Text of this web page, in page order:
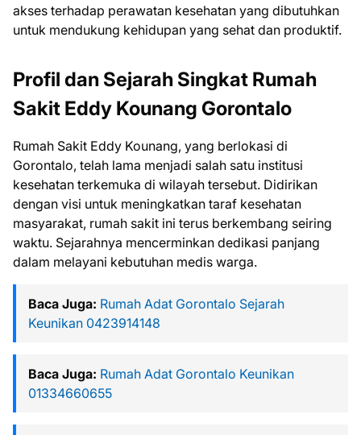
akses terhadap perawatan kesehatan yang dibutuhkan
untuk mendukung kehidupan yang sehat dan produktif.
Profil dan Sejarah Singkat Rumah
Sakit Eddy Kounang Gorontalo
Rumah Sakit Eddy Kounang, yang berlokasi di
Gorontalo, telah lama menjadi salah satu institusi
kesehatan terkemuka di wilayah tersebut. Didirikan
dengan visi untuk meningkatkan taraf kesehatan
masyarakat, rumah sakit ini terus berkembang seiring
waktu. Sejarahnya mencerminkan dedikasi panjang
dalam melayani kebutuhan medis warga.
Baca Juga: Rumah Adat Gorontalo Sejarah
Keunikan 0423914148
Baca Juga: Rumah Adat Gorontalo Keunikan
01334660655